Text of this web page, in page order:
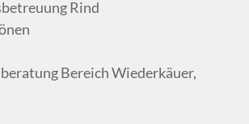
Rind
Bereich Wiederkäuer,